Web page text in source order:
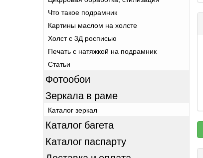
Что такое подрамник
Картины маслом на холсте
Холст с 3Д росписью
Печать с натяжкой на подрамник
Статьи
Фотообои
Зеркала в раме
Каталог зеркал
Каталог багета
Каталог паспарту